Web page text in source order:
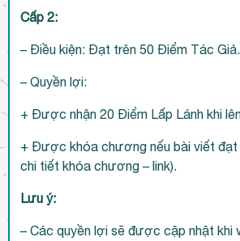
Cấp 2:
– Điều kiện: Đạt trên 50 Điểm Tác Giả.
– Quyền lợi:
+ Được nhận 20 Điểm Lấp Lánh khi
+ Được khóa chương nếu bài viết đạt
chi tiết khóa chương – link).
Lưu ý:
– Các quyền lợi sẽ được cập nhật